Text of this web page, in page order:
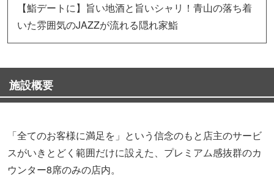
【鮨デートに】旨い地酒と旨いシャリ！青山の落ち着
いた雰囲気のJAZZが流れる隠れ家鮨
施設概要
「全てのお客様に満足を」という信念のもと店主のサービ
スがいきとどく範囲だけに設えた、プレミアム感抜群のカ
ウンター8席のみの店内。